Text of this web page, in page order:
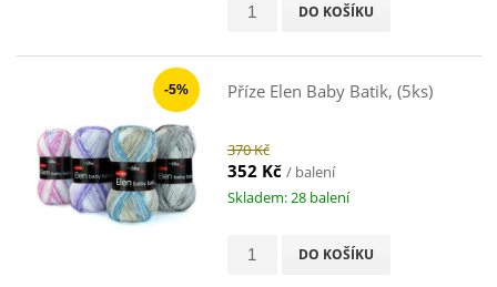
DO KOŠÍKU
-5% Příze Elen Baby Batik, (5ks)
370 Kč
352 Kč / balení
Skladem: 28 balení
DO KOŠÍKU